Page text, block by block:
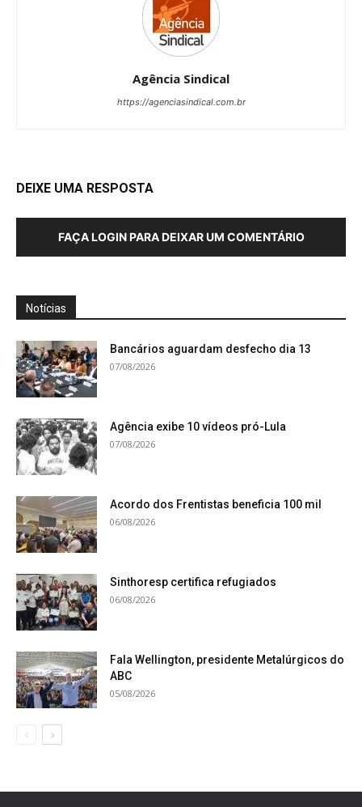
Agência Sindical
https://agenciasindical.com.br
DEIXE UMA RESPOSTA
FAÇA LOGIN PARA DEIXAR UM COMENTÁRIO
Notícias
Bancários aguardam desfecho dia 13
07/08/2026
Agência exibe 10 vídeos pró-Lula
07/08/2026
Acordo dos Frentistas beneficia 100 mil
06/08/2026
Sinthoresp certifica refugiados
06/08/2026
Fala Wellington, presidente Metalúrgicos do
ABC
05/08/2026